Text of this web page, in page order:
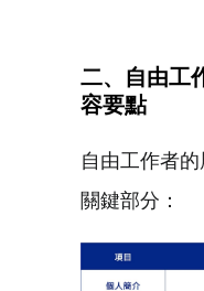
二、自由工
容要點
自由工作者
關鍵部分：